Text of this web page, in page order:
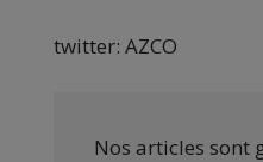
twitter: AZCO
Nos articles sont